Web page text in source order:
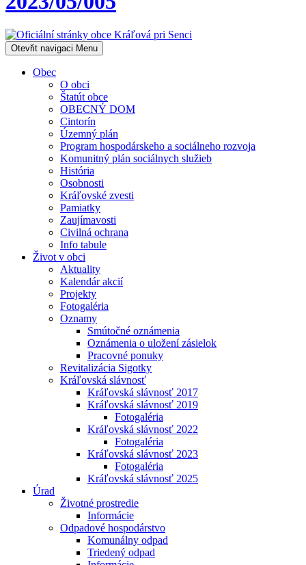
Otevřit navigaci Menu
Obec
O obci
Štatút obce
OBECNÝ DOM
Cintorín
Územný plán
Program hospodárskeho a sociálneho rozvoja
Komunitný plán sociálnych služieb
História
Osobnosti
Kráľovské zvesti
Pamiatky
Zaujímavosti
Civilná ochrana
Info tabule
Život v obci
Aktuality
Kalendár akcií
Projekty
Fotogaléria
Oznamy
Smútočné oznámenia
Oznámenia o uložení zásielok
Pracovné ponuky
Revitalizácia Sigotky
Kráľovská slávnosť
Kráľovská slávnosť 2017
Kráľovská slávnosť 2019
Fotogaléria
Kráľovská slávnosť 2022
Fotogaléria
Kráľovská slávnosť 2023
Fotogaléria
Kráľovská slávnosť 2025
Úrad
Životné prostredie
Informácie
Odpadové hospodárstvo
Komunálny odpad
Triedený odpad